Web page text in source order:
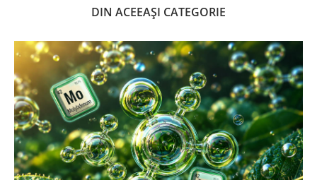
DIN ACEEAȘI CATEGORIE